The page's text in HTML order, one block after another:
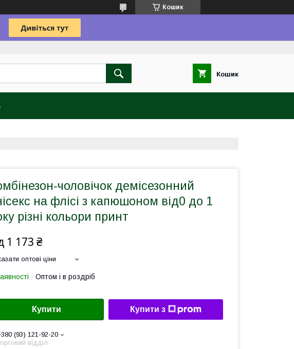
Кошик
Кошик
чоловічок демісезонний
на флісі з капюшоном від0 до 1
різні кольори принт
1 173 ₴
оптові ціни
Оптом і в роздріб
Купити Купити з
(93) 121-92-20
відділ